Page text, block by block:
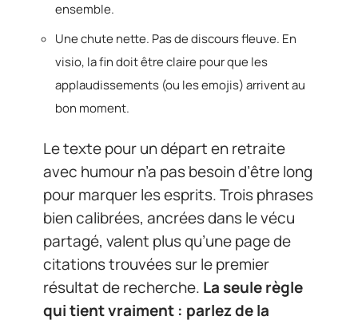
ensemble.
Une chute nette. Pas de discours fleuve. En
visio, la fin doit être claire pour que les
applaudissements (ou les emojis) arrivent au
bon moment.
Le texte pour un départ en retraite
avec humour n’a pas besoin d’être long
pour marquer les esprits. Trois phrases
bien calibrées, ancrées dans le vécu
partagé, valent plus qu’une page de
citations trouvées sur le premier
résultat de recherche. La seule règle
qui tient vraiment : parlez de la